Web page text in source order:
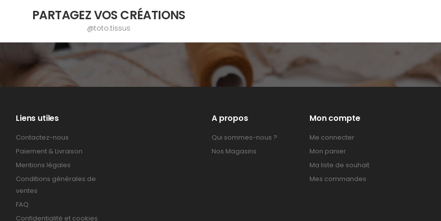
PARTAGEZ VOS CRÉATIONS
@toto.tissus
Liens utiles
Contactez-nous
Paiement & Livraison
Mentions légales
Conditions générales de
ventes
FAQ
Confidentialité et cookies
A propos
Qui sommes-nous ?
Nos Magasins
Mon compte
Me connecter
Mon panier
Ma liste de souhait
Mes commandes